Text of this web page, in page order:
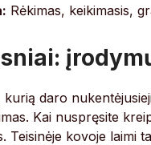
Rėkimas, keikimasis,
kurią daro
Kai nuspręsite
Teisinėje kovoje laimi